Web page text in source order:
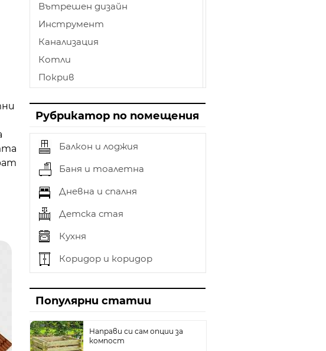
Вътрешен дизайн
Инструмент
Канализация
Котли
Покрив
Стълбище
Помпи
Опънат таван
Тапет
Осветление
Завършване
Печки и камини
Плочка
Разширения на къщи
Дизайн
Работа с гипсокартон
Отоплителни радиатори
Градина
Рубрикатор по помещения
Балкон и лоджия
Баня и тоалетна
Дневна и спалня
Детска стая
Кухня
Коридор и коридор
Популярни статии
Направи си сам опции за
компост